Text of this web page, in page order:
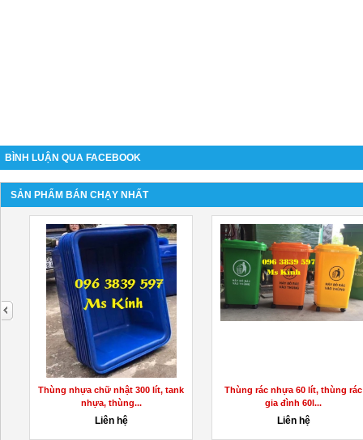
BÌNH LUẬN QUA FACEBOOK
SẢN PHẨM BÁN CHẠY NHẤT
Thùng nhựa chữ nhật 300 lít, tank
nhựa, thùng...
Liên hệ
Thùng rác nhựa 60 lít, thùng rác
gia đình 60l...
Liên hệ
next